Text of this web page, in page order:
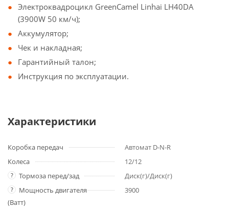
Электроквадроцикл GreenCamel Linhai LH40DA
(3900W 50 км/ч);
Аккумулятор;
Чек и накладная;
Гарантийный талон;
Инструкция по эксплуатации.
Характеристики
Коробка передач
Автомат D-N-R
Колеса
12/12
? Тормоза перед/зад Диск(г)/Диск(г)
?
Мощность двигателя
(Ватт)
3900